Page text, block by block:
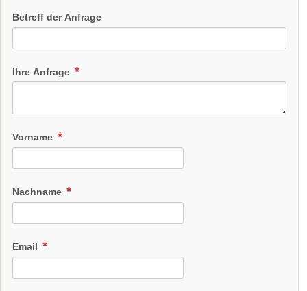
Betreff der Anfrage
Ihre Anfrage
Vorname
Nachname
Email